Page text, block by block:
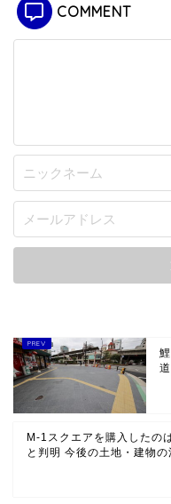
COMMENT
M-1スクエアを購入したの
と判明 今後の土地・建物の